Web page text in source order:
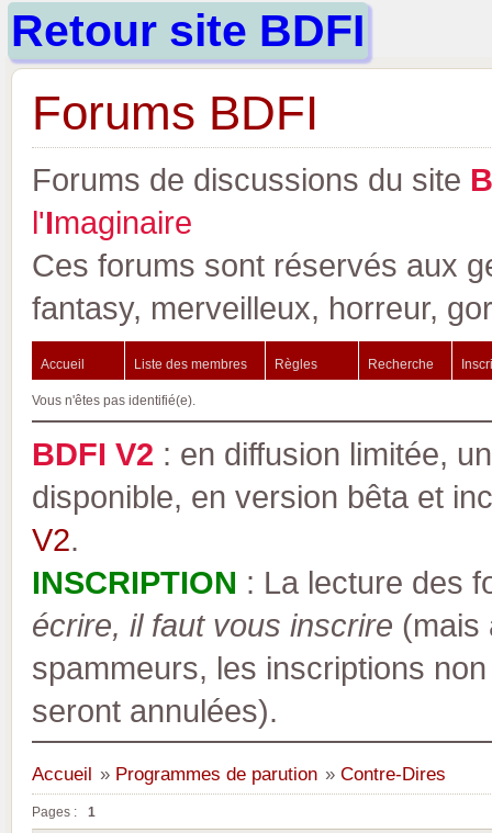
Retour site BDFI
Forums BDFI
Forums de discussions du site B
l'Imaginaire
Ces forums sont réservés aux
fantasy, merveilleux, horreur,
Accueil Liste des membres Règles Recherche
Vous n'êtes pas identifié(e).
BDFI V2 : en diffusion limitée,
disponible, en version bêta et
V2.
INSCRIPTION : La lecture des
écrire, il faut vous inscrire (mais
spammeurs, les inscriptions
seront annulées).
Accueil » Programmes de parution » Contre-Dires
Pages : 1